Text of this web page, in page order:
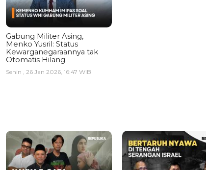
Gabung Militer Asing,
Menko Yusril: Status
Kewarganegaraannya tak
Otomatis Hilang
Senin , 26 Jan 2026, 16:47 WIB